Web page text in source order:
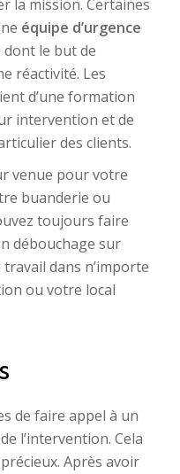
la mission. Certaines
équipe d’urgence
le but de
réactivité. Les
d’une formation
intervention et de
des clients.
venue pour votre
buanderie ou
toujours faire
débouchage sur
dans n’importe
ou votre local
de faire appel à un
l’intervention. Cela
Après avoir